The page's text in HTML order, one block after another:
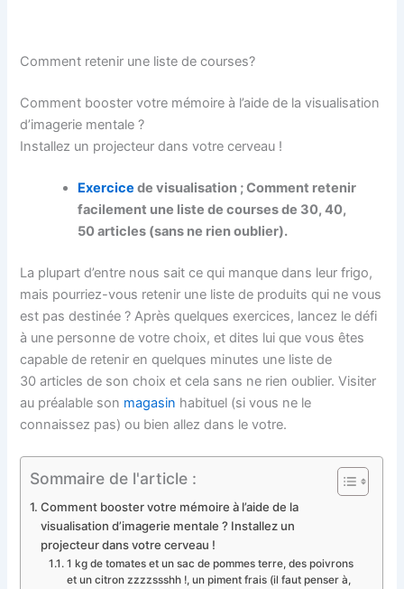
Comment retenir une liste de courses?
Comment booster votre mémoire à l’aide de la visualisation
d’imagerie mentale ?
Installez un projecteur dans votre cerveau !
Exercice de visualisation ; Comment retenir
facilement une liste de courses de 30, 40,
50 articles (sans ne rien oublier).
La plupart d’entre nous sait ce qui manque dans leur frigo,
mais pourriez-vous retenir une liste de produits qui ne vous
est pas destinée ? Après quelques exercices, lancez le défi
à une personne de votre choix, et dites lui que vous êtes
capable de retenir en quelques minutes une liste de
30 articles de son choix et cela sans ne rien oublier. Visiter
au préalable son magasin habituel (si vous ne le
connaissez pas) ou bien allez dans le votre.
Sommaire de l'article :
Comment booster votre mémoire à l’aide de la
visualisation d’imagerie mentale ? Installez un
projecteur dans votre cerveau !
1 kg de tomates et un sac de pommes terre, des poivrons
et un citron zzzzssshh !, un piment frais (il faut penser à,